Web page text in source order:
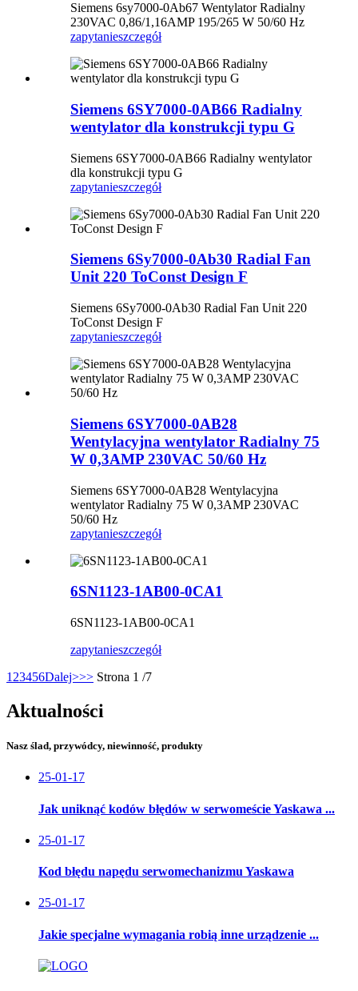
Siemens 6sy7000-0Ab67 Wentylator Radialny
230VAC 0,86/1,16AMP 195/265 W 50/60 Hz
zapytanieszczegół
Siemens 6SY7000-0AB66 Radialny
wentylator dla konstrukcji typu G
Siemens 6SY7000-0AB66 Radialny wentylator
dla konstrukcji typu G
zapytanieszczegół
Siemens 6Sy7000-0Ab30 Radial Fan
Unit 220 ToConst Design F
Siemens 6Sy7000-0Ab30 Radial Fan Unit 220
ToConst Design F
zapytanieszczegół
Siemens 6SY7000-0AB28
Wentylacyjna wentylator Radialny 75
W 0,3AMP 230VAC 50/60 Hz
Siemens 6SY7000-0AB28 Wentylacyjna
wentylator Radialny 75 W 0,3AMP 230VAC
50/60 Hz
zapytanieszczegół
6SN1123-1AB00-0CA1
6SN1123-1AB00-0CA1
zapytanieszczegół
1 23456Dalej>>> Strona 1 /7
Aktualności
Nasz ślad, przywódcy, niewinność, produkty
25-01-17
Jak uniknąć kodów błędów w serwomeście Yaskawa ...
25-01-17
Kod błędu napędu serwomechanizmu Yaskawa
25-01-17
Jakie specjalne wymagania robią inne urządzenie ...